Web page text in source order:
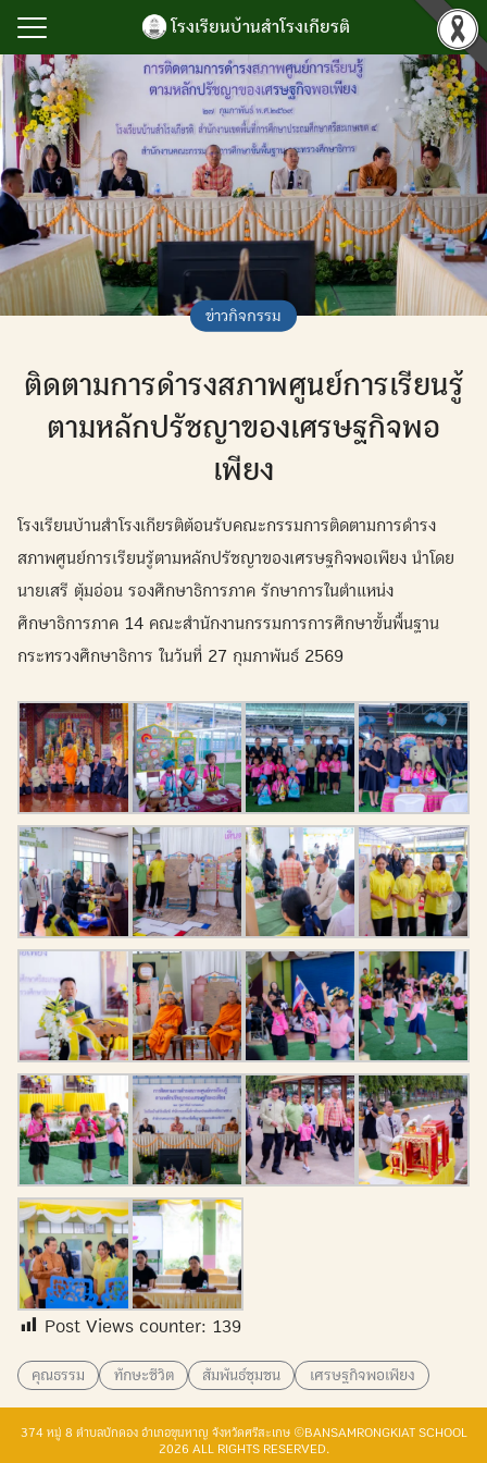
content
โรงเรียนบ้านสำโรงเกียรติ
รงเกียรติ
กียรติยศ
กรรม
นับสนุนการบริหาร
รสนเทศ
Search
for:
ข่าวกิจกรรม
ติดตามการดำรงสภาพศูนย์การเรียนรู้
ตามหลักปรัชญาของเศรษฐกิจพอ
เพียง
โรงเรียนบ้านสำโรงเกียรติต้อนรับคณะกรรมการติดตามการดำรง
สภาพศูนย์การเรียนรู้ตามหลักปรัชญาของเศรษฐกิจพอเพียง นำโดย
นายเสรี ตุ้มอ่อน รองศึกษาธิการภาค รักษาการในตำแหน่ง
ศึกษาธิการภาค 14 คณะสำนักงานกรรมการการศึกษาขั้นพื้นฐาน
กระทรวงศึกษาธิการ ในวันที่ 27 กุมภาพันธ์ 2569
Post Views counter: 139
คุณธรรม ทักษะชีวิต สัมพันธ์ชุมชน เศรษฐกิจพอเพียง
374 หมู่ 8 ตำบลบักดอง อำเภอขุนหาญ จังหวัดศรีสะเกษ ©BANSAMRONGKIAT SCHOOL
2026 ALL RIGHTS RESERVED.